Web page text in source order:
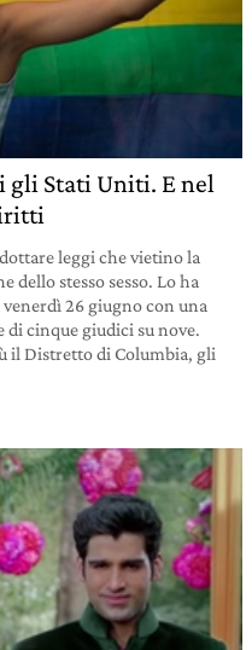
Stati Uniti. E nel
leggi che vietino la
dello stesso sesso. Lo ha
26 giugno con una
di cinque giudici su nove.
il Distretto di Columbia, gli